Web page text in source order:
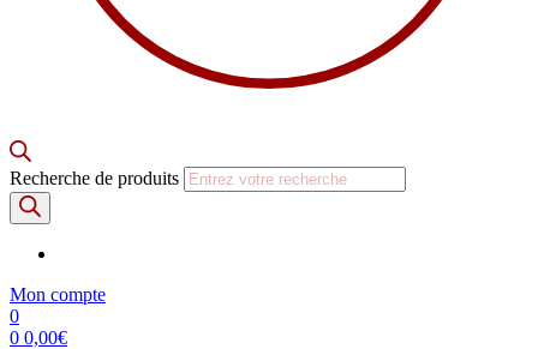
Recherche de produits
Mon compte
0
0 0,00€